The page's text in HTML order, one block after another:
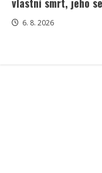
6. 8. 2026